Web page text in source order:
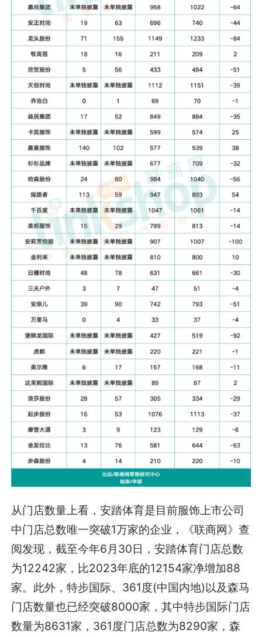
从门店数量上看，安踏体育是目前服饰上市公司
中门店总数唯一突破1万家的企业，《联商网》查
阅发现，截至今年6月30日，安踏体育门店总数
为12242家，比2023年底的12154家净增加88
家。此外，特步国际、361度(中国内地)以及森马
门店数量也已经突破8000家，其中特步国际门店
数量为8631家，361度门店总数为8290家，森